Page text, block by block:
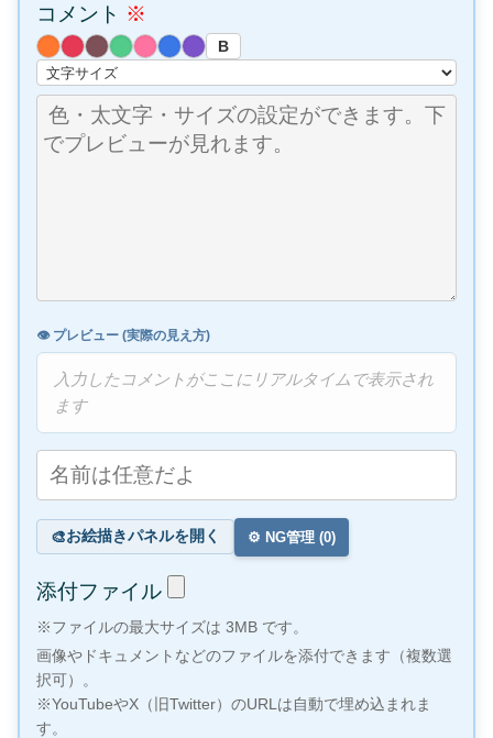
コメント ※
B
👁️ プレビュー (実際の見え方)
入力したコメントがここにリアルタイムで表示され
ます
🎨お絵描きパネルを開く ⚙️ NG管理 (0)
添付ファイル
※ファイルの最大サイズは 3MB です。
画像やドキュメントなどのファイルを添付できます（複数選
択可）。
※YouTubeやX（旧Twitter）のURLは自動で埋め込まれま
す。